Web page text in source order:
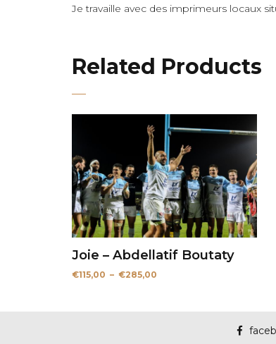
Je travaille avec des imprimeurs locaux
Related Products
Joie – Abdellatif Boutaty
€115,00 – €285,00